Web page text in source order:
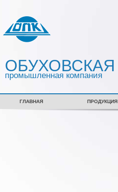
ОБУХОВСКАЯ
промышленная компания
ГЛАВНАЯ ПРОДУКЦИЯ